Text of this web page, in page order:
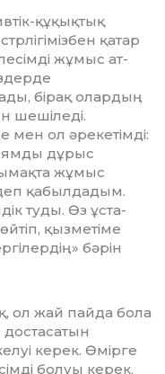
құқықтық
қатар
жұмыс ат­
бірақ олардың
шешіледі.
мен ол әрекетім­ді:
дұрыс
жұмыс
деп қабылдадым.
туды. Өз ұста­
қыз­метіме
бәрін
ол жай пайда бола
керек. Өмірге
болуы ке­рек.